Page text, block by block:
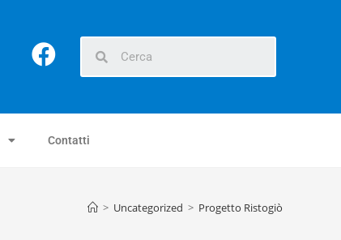
Contatti
> Uncategorized > Progetto Ristogiò